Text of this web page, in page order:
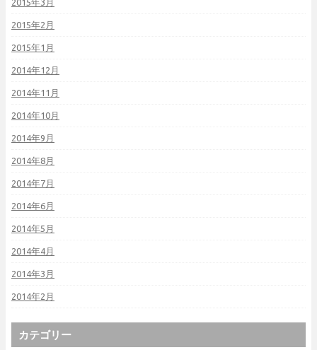
2015年3月
2015年2月
2015年1月
2014年12月
2014年11月
2014年10月
2014年9月
2014年8月
2014年7月
2014年6月
2014年5月
2014年4月
2014年3月
2014年2月
カテゴリー